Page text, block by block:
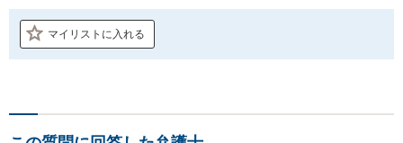
マイリストに入れる